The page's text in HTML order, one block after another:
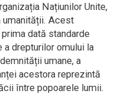
Națiunilor Unite,
umanității. Acest
dată standarde
drepturilor omului la
umane, a
acestora reprezintă
între popoarele lumii.